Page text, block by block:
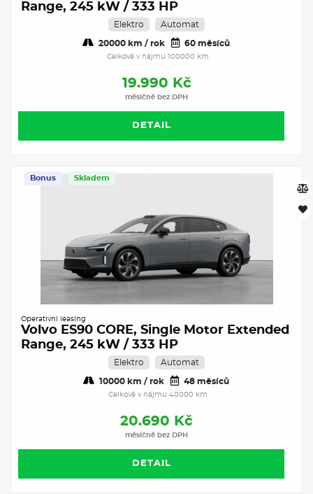
Range, 245 kW / 333 HP
Elektro Automat
20000 km / rok 60 měsíců
Celkově v nájmu 100000 km
19.990 Kč
měsíčně bez DPH
DETAIL
Skladem
Bonus
Operativní leasing
Volvo ES90 CORE, Single Motor Extended
Range, 245 kW / 333 HP
Elektro Automat
10000 km / rok 48 měsíců
Celkově v nájmu 40000 km
20.690 Kč
měsíčně bez DPH
DETAIL